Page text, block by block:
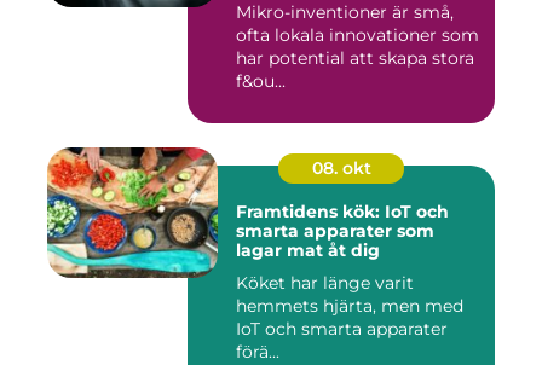
Mikro-inventioner är små,
ofta lokala innovationer som
har potential att skapa stora
f&ou...
08. okt
Framtidens kök: IoT och
smarta apparater som
lagar mat åt dig
Köket har länge varit
hemmets hjärta, men med
IoT och smarta apparater
förä...